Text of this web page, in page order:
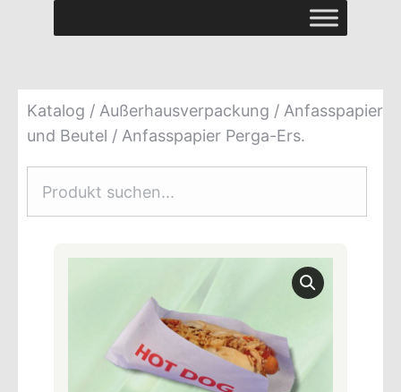
Katalog / Außerhausverpackung / Anfasspapier
und Beutel / Anfasspapier Perga-Ers.